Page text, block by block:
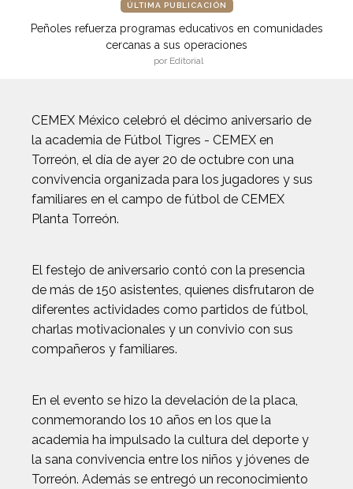
ÚLTIMA PUBLICACIÓN
Peñoles refuerza programas educativos en comunidades
cercanas a sus operaciones
por Editorial
CEMEX México celebró el décimo aniversario de
la academia de Fútbol Tigres - CEMEX en
Torreón, el día de ayer 20 de octubre con una
convivencia organizada para los jugadores y sus
familiares en el campo de fútbol de CEMEX
Planta Torreón.
El festejo de aniversario contó con la presencia
de más de 150 asistentes, quienes disfrutaron de
diferentes actividades como partidos de fútbol,
charlas motivacionales y un convivio con sus
compañeros y familiares.
En el evento se hizo la develación de la placa,
conmemorando los 10 años en los que la
academia ha impulsado la cultura del deporte y
la sana convivencia entre los niños y jóvenes de
Torreón. Además se entregó un reconocimiento